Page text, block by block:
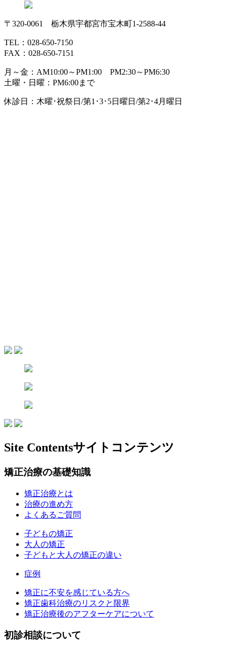
〒320-0061 栃木県宇都宮市宝木町1-2588-44
TEL：028-650-7150
FAX：028-650-7151
月～金：AM10:00～PM1:00 PM2:30～PM6:30
土曜・日曜：PM6:00まで
休診日：木曜･祝祭日/第1･3･5日曜日/第2･4月曜日
Site Contentsサイトコンテンツ
矯正治療の基礎知識
矯正治療とは
治療の進め方
よくあるご質問
子どもの矯正
大人の矯正
子どもと大人の矯正の違い
症例
矯正に不安を感じている方へ
矯正歯科治療のリスクと限界
矯正治療後のアフターケアについて
初診相談について